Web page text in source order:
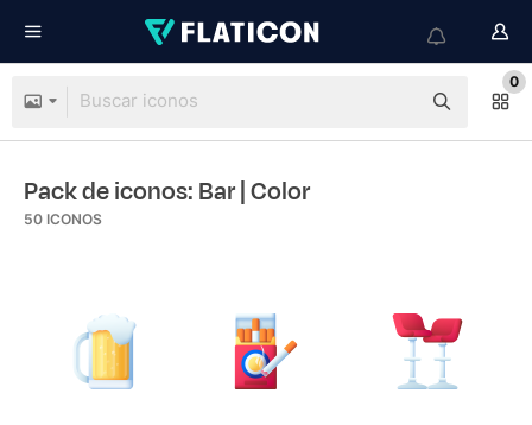
0
Pack de iconos: Bar| Color
50 ICONOS